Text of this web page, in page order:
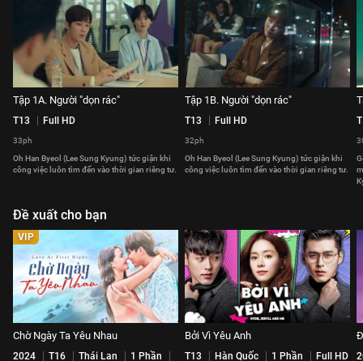
Tập 1A. Người "dọn rác"
T13 Full HD
33ph
Oh Han Byeol (Lee Sung Kyung) tức giận khi
công việc luôn tìm đến vào thời gian riêng tư.
Tập 1B. Người "dọn rác"
T13 Full HD
32ph
Oh Han Byeol (Lee Sung Kyung) tức giận khi
công việc luôn tìm đến vào thời gian riêng tư.
Đề xuất cho bạn
VIP
Chờ Ngày Ta Yêu Nhau
2024 T16 Thái Lan
1 Phần
Bởi Vì Yêu Anh
T13 Hàn Quốc 1 Phần Full HD